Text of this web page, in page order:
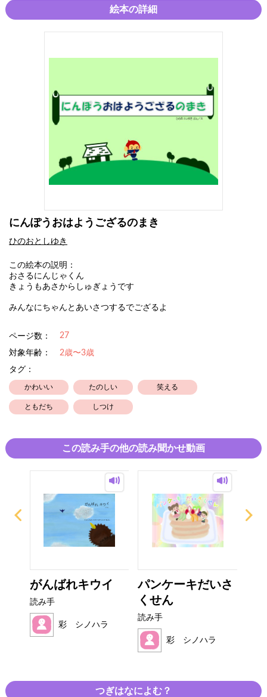
絵本の詳細
にんぽうおはようござるのまき
ひのおとしゆき
この絵本の説明：
おさるにんじゃくん
きょうもあさからしゅぎょうです
みんなにちゃんとあいさつするでござるよ
ページ数： 27
対象年齢：
2歳〜3歳
タグ：
かわいい たのしい 笑える
ともだち しつけ
この読み手の他の読み聞かせ動画
がんばれキウイ
読み手
彩 シノハラ
パンケーキだいさ
くせん
読み手
彩 シノハラ
つぎはなによむ？